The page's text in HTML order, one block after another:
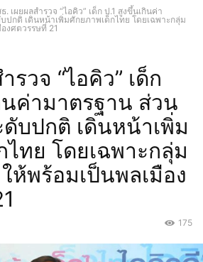
ธ. เผยผลสำรวจ “ไอคิว” เด็ก ป.1 สูงขึ้นเกินค่า
ปกติ เดินหน้าเพิ่มศักยภาพเด็กไทย โดยเฉพาะกลุ่ม
งศตวรรษที่ 21
รวจ “ไอคิว” เด็ก
นค่ามาตรฐาน ส่วน
ดับปกติ เดินหน้าเพิ่ม
ไทย โดยเฉพาะกลุ่ม
ห้พร้อมเป็นพลเมือง
175